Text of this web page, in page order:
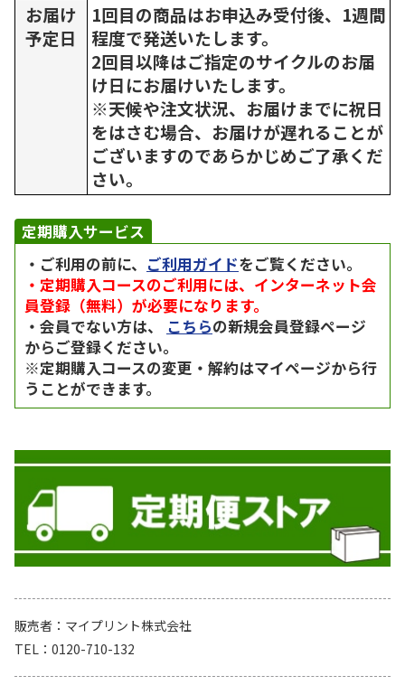
お届け
予定日
1回目の商品はお申込み受付後、1週間
程度で発送いたします。
2回目以降はご指定のサイクルのお届
け日にお届けいたします。
※天候や注文状況、お届けまでに祝日
をはさむ場合、お届けが遅れることが
ございますのであらかじめご了承くだ
さい。
定期購入サービス
・ご利用の前に、 ご利用ガイドをご覧ください。
・定期購入コースのご利用には、インターネット会
員登録（無料）が必要になります。
・会員でない方は、 こちらの新規会員登録ページ
からご登録ください。
※定期購入コースの変更・解約はマイページから行
うことができます。
販売者
マイプリント株式会社
TEL
0120-710-132